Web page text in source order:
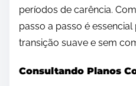
períodos de carência.
passo a passo é
transição suave e sem
Consultando Planos